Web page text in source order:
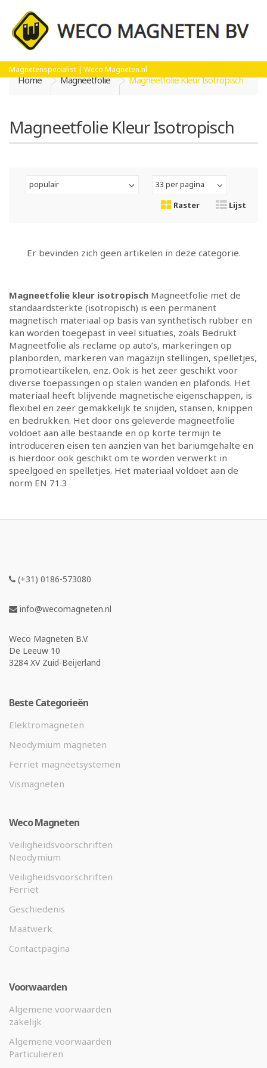
Magnetenspecialist | Weco Magneten.nl
Home Magneetfolie Magneetfolie Kleur Isotropisch
Magneetfolie Kleur Isotropisch
populair
33 per pagina
Raster
Lijst
Er bevinden zich geen artikelen in deze categorie.
Magneetfolie kleur isotropisch Magneetfolie met de
standaardsterkte (isotropisch) is een permanent
magnetisch materiaal op basis van synthetisch rubber en
kan worden toegepast in veel situaties, zoals Bedrukt
Magneetfolie als reclame op auto’s, markeringen op
planborden, markeren van magazijn stellingen, spelletjes,
promotieartikelen, enz. Ook is het zeer geschikt voor
diverse toepassingen op stalen wanden en plafonds. Het
materiaal heeft blijvende magnetische eigenschappen, is
flexibel en zeer gemakkelijk te snijden, stansen, knippen
en bedrukken. Het door ons geleverde magneetfolie
voldoet aan alle bestaande en op korte termijn te
introduceren eisen ten aanzien van het bariumgehalte en
is hierdoor ook geschikt om te worden verwerkt in
speelgoed en spelletjes. Het materiaal voldoet aan de
norm EN 71.3
(+31) 0186-573080
info@wecomagneten.nl
Weco Magneten B.V.
De Leeuw 10
3284 XV Zuid-Beijerland
Beste Categorieën
Elektromagneten
Neodymium magneten
Ferriet magneetsystemen
Vismagneten
Weco Magneten
Veiligheidsvoorschriften
Neodymium
Veiligheidsvoorschriften
Ferriet
Geschiedenis
Maatwerk
Contactpagina
Voorwaarden
Algemene voorwaarden
zakelijk
Algemene voorwaarden
Particulieren